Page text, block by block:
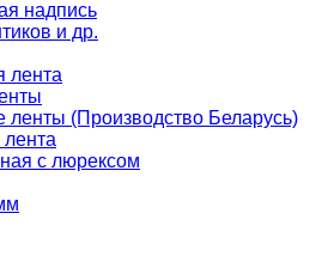
надпись
и др.
лента
ленты (Производство Беларусь)
с люрексом